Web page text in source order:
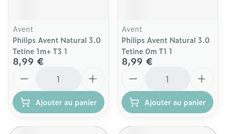
Avent
Philips Avent Natural 3.0
Tetine 1m+ T3 1
8,99 €
Ajouter au panier
Avent
Philips Avent Natural 3.0
Tetine 0m T1 1
8,99 €
Ajouter au panier